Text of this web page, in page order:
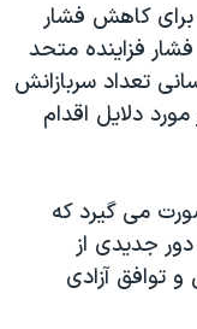
برای کاهش فشار
فزاینده متحد
تعداد سربازانش
دلایل اقدام
می گیرد که
جدیدی از
توافق آزادی